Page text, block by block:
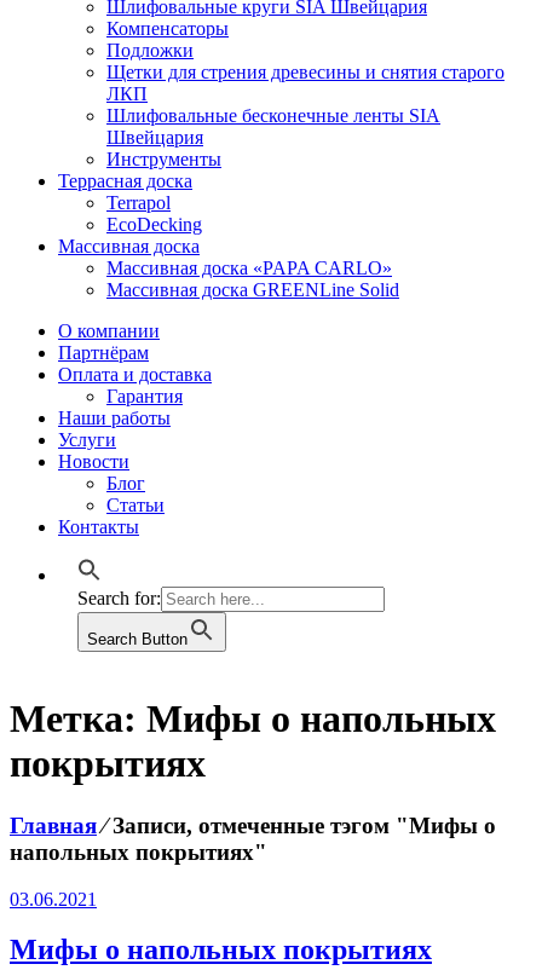
Шлифовальные круги SIA Швейцария
Компенсаторы
Подложки
Щетки для стрения древесины и снятия старого
ЛКП
Шлифовальные бесконечные ленты SIA
Швейцария
Инструменты
Террасная доска
Terrapol
EcoDecking
Массивная доска
Массивная доска «PAPA CARLO»
Массивная доска GREENLine Solid
О компании
Партнёрам
Оплата и доставка
Гарантия
Наши работы
Услуги
Новости
Блог
Статьи
Контакты
Search for:
Search Button
Метка: Мифы о напольных
покрытиях
Главная⁄Записи, отмеченные тэгом "Мифы о
напольных покрытиях"
03.06.2021
Мифы о напольных покрытиях